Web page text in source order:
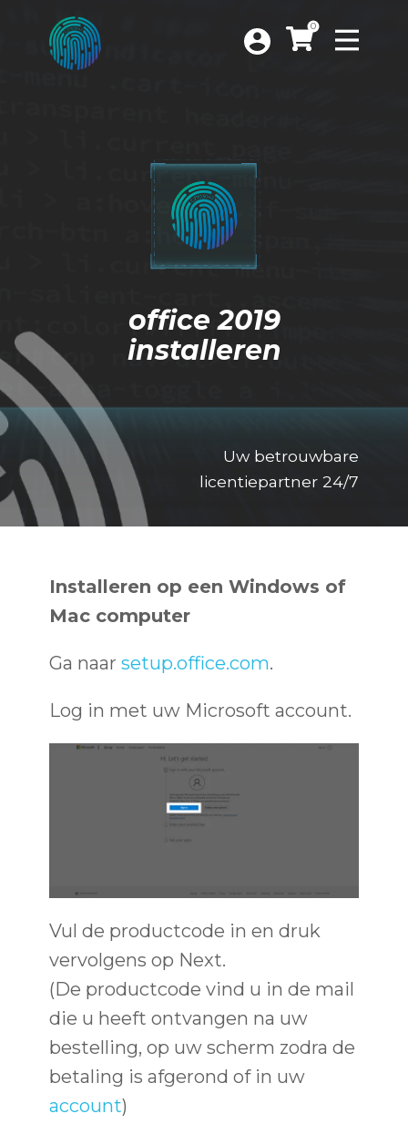
Ondersteuning
0
office 2019
installeren
Uw betrouwbare
licentiepartner 24/7
Installeren op een Windows of
Mac computer
Ga naar setup.office.com.
Log in met uw Microsoft account.
Vul de productcode in en druk
vervolgens op Next.
(De productcode vind u in de mail
die u heeft ontvangen na uw
bestelling, op uw scherm zodra de
betaling is afgerond of in uw
account)